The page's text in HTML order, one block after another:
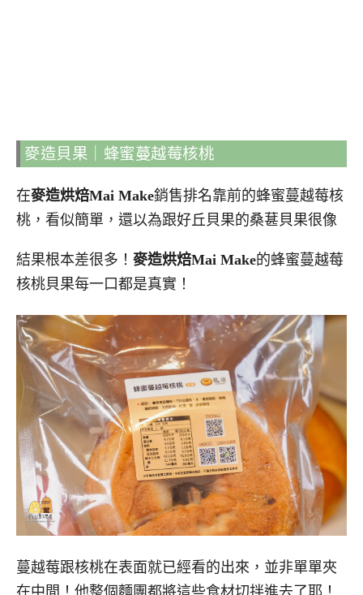
麥造貝果｜蜂蜜蔓越莓核桃
在麥造烘焙Mai Make銷售排名靠前的蜂蜜蔓越莓核
桃，看似簡單，還以為跟好丘貝果的桑葚貝果很像
結果根本差很多！ 麥造烘焙Mai Make的蜂蜜蔓越莓
核桃貝果每一口都是真實！
蔓越莓跟核桃在表面就已經看的出來，並非單單夾